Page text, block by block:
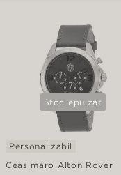
Stoc epuizat
Ceas maro Alton Rover
Personalizabil